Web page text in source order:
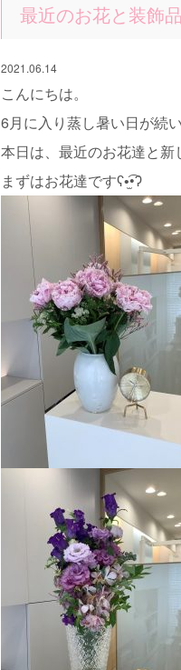
最近のお花と装飾
2021.06.14
こんにちは。
6月に入り蒸し暑い日が続
本日は、最近のお花達と新
まずはお花達ですʕ•̫͡•ʔ